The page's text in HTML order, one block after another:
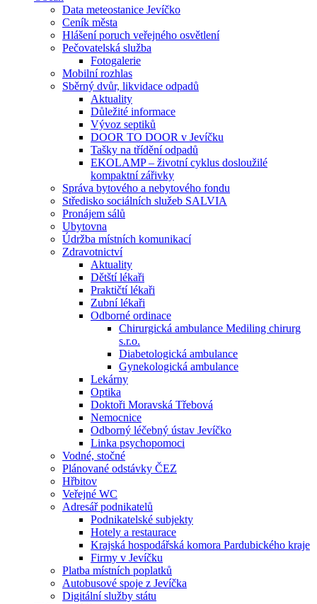
Data meteostanice Jevíčko
Ceník města
Hlášení poruch veřejného osvětlení
Pečovatelská služba
Fotogalerie
Mobilní rozhlas
Sběrný dvůr, likvidace odpadů
Aktuality
Důležité informace
Vývoz septiků
DOOR TO DOOR v Jevíčku
Tašky na třídění odpadů
EKOLAMP – životní cyklus dosloužilé
kompaktní zářivky
Správa bytového a nebytového fondu
Středisko sociálních služeb SALVIA
Pronájem sálů
Ubytovna
Údržba místních komunikací
Zdravotnictví
Aktuality
Dětští lékaři
Praktičtí lékaři
Zubní lékaři
Odborné ordinace
Chirurgická ambulance Mediling chirurg
s.r.o.
Diabetologická ambulance
Gynekologická ambulance
Lekárny
Optika
Doktoři Moravská Třebová
Nemocnice
Odborný léčebný ústav Jevíčko
Linka psychopomoci
Vodné, stočné
Plánované odstávky ČEZ
Hřbitov
Veřejné WC
Adresář podnikatelů
Podnikatelské subjekty
Hotely a restaurace
Krajská hospodářská komora Pardubického kraje
Firmy v Jevíčku
Platba místních poplatků
Autobusové spoje z Jevíčka
Digitální služby státu